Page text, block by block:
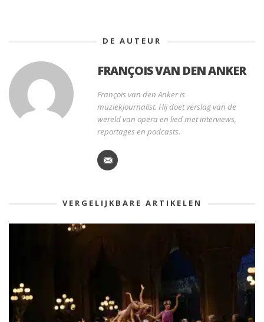
DE AUTEUR
FRANÇOIS VAN DEN ANKER
François van den Anker is
muziekjournalist. Hij doet verslag van de
wereld van opera en lied met interviews,
reportages en podcasts.
VERGELIJKBARE ARTIKELEN